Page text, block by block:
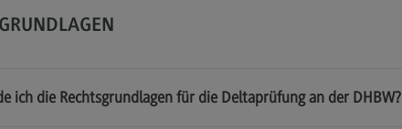
in English
ich die Rechtsgrundlagen für die Deltaprüfung an der DHBW?